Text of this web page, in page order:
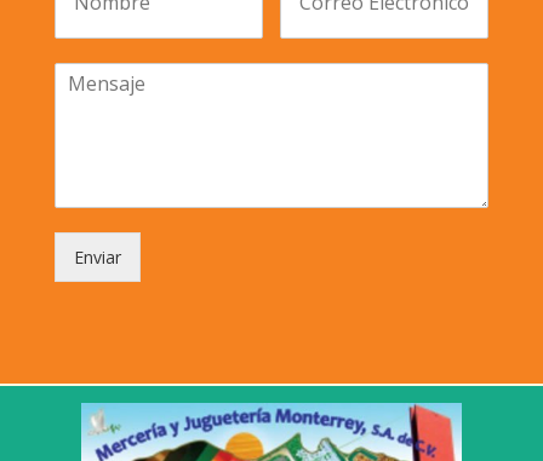
Enviar